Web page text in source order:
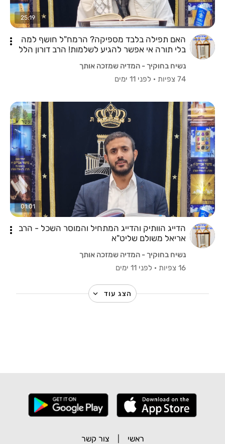
25:19
האם תפילה בלבד מספיקה? הרמח"ל חושף למה
בלי תורה אי אפשר להגיע לשלמות! הרב דורון הלל
נשיח בחוקיך - המדיה שמזכה אותך
74 צפיות
· לפני 11 ימים
01:01
הדייג הוותיק והדייג המתחיל והמוסר השכל - הרב
אריאל משולם שליט"א
נשיח בחוקיך - המדיה שמזכה אותך
16 צפיות
· לפני 11 ימים
הצג עוד
ראשי צור קשר